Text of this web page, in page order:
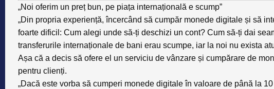
„Noi oferim un preț bun, pe piața internațională e scump”
„Din propria experiență, încercând să cumpăr monede digitale și să
foarte dificil: Cum alegi unde să-ți deschizi un cont? Cum să-ți dai
transferurile internaționale de bani erau scumpe, iar la noi nu exista
Așa că a decis să ofere el un serviciu de vânzare și cumpărare de
pentru clienți.
„Dacă este vorba să cumperi monede digitale în valoare de până la